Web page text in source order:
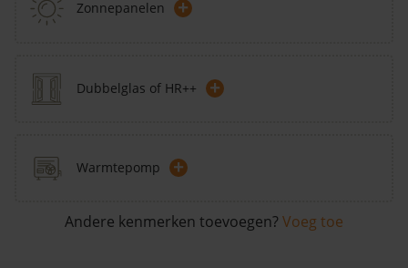
Zonnepanelen +
Dubbelglas of HR++ +
Warmtepomp +
Andere kenmerken toevoegen? Voeg toe